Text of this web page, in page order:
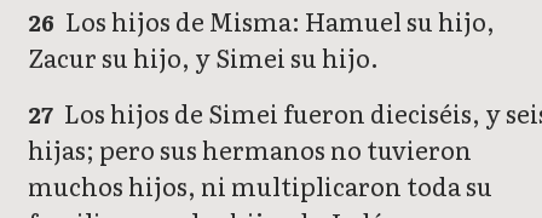
26 Los hijos de Misma: Hamuel su hijo,
Zacur su hijo, y Simei su hijo.
27 Los hijos de Simei fueron dieciséis, y
hijas; pero sus hermanos no tuvieron
muchos hijos, ni multiplicaron toda su